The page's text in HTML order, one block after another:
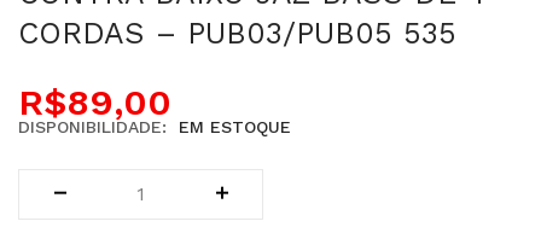
CORDAS – PUB03/PUB05 535
R$89,00
DISPONIBILIDADE: EM ESTOQUE